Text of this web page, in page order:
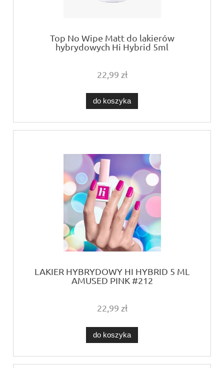
Top No Wipe Matt do lakierów
hybrydowych Hi Hybrid 5ml
22,99 zł
do koszyka
LAKIER HYBRYDOWY HI HYBRID 5 ML
AMUSED PINK #212
22,99 zł
do koszyka